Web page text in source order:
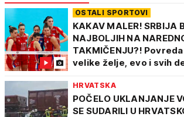
OSTALI SPORTOVI
KAKAV MALER! SRBIJA
NAJBOLJIH NA
TAKMIČENJU?!
velike želje, evo i svih
HRVATSKA
POČELO UKLANJANJE
SE SUDARILI U